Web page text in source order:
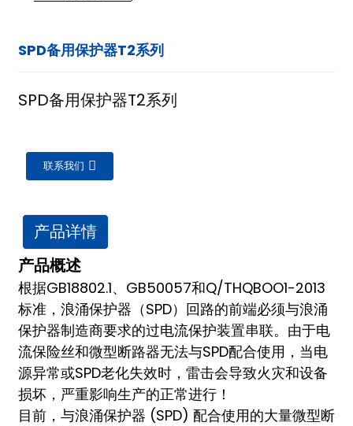
SPD备用保护器T2系列
SPD备用保护器T2系列
联系我们
产品详情
产品概述
根据GB18802.1、GB50057和Q/THQBOO1-2013
标准，浪涌保护器（SPD）回路的前端必须与浪涌
保护器制造商要求的过电流保护装置串联。由于电
流保险丝和微型断路器无法与SPD配合使用，当电
源异常或SPD老化失效时，雷击会导致火灾和设备
损坏，严重影响生产的正常进行！
目前，与浪涌保护器 (SPD) 配合使用的大量微型断